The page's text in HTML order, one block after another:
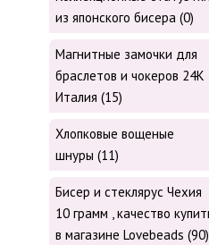
из японского бисера (0)
Магнитные замочки для
браслетов и чокеров 24К
Италия (15)
Хлопковые вощеные
шнуры (11)
Бисер и стеклярус Чехия
10 грамм , качество
в магазине Lovebeads (90)